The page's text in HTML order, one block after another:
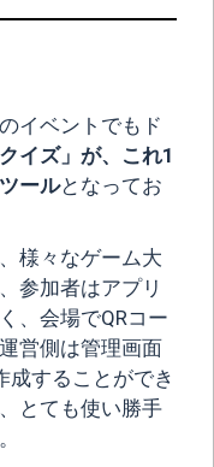
イベントでもド
イズ」が、これ1
ールとなってお
様々なゲーム大
参加者はアプリ
、会場でQRコー
営側は管理画面
成することができ
とても使い勝手